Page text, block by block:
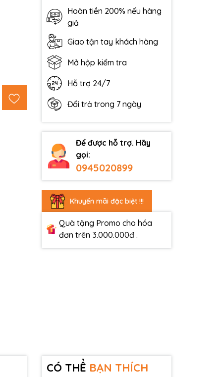
Hoàn tiền 200% nếu hàng
giả
Giao tận tay khách hàng
Mở hộp kiểm tra
Hỗ trợ 24/7
Đổi trả trong 7 ngày
Để được hỗ trợ. Hãy
gọi:
0945020899
Khuyến mãi đặc biệt !!!
Quà tặng Promo cho hóa
đơn trên 3.000.000đ .
CÓ THỂ BẠN THÍCH